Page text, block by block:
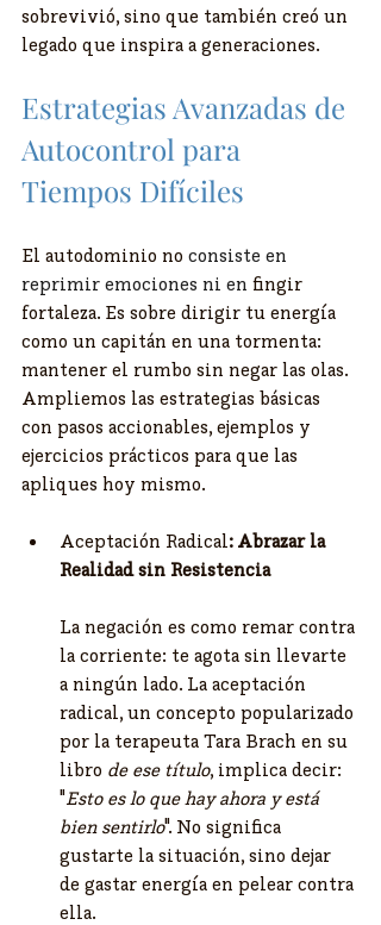
sobrevivió, sino que también creó un
legado que inspira a generaciones.
Estrategias Avanzadas de
Autocontrol para
Tiempos Difíciles
El autodominio no consiste en
reprimir emociones ni en fingir
fortaleza. Es sobre dirigir tu energía
como un capitán en una tormenta:
mantener el rumbo sin negar las olas.
Ampliemos las estrategias básicas
con pasos accionables, ejemplos y
ejercicios prácticos para que las
apliques hoy mismo.
Aceptación Radical: Abrazar la
Realidad sin Resistencia
La negación es como remar contra
la corriente: te agota sin llevarte
a ningún lado. La aceptación
radical, un concepto popularizado
por la terapeuta Tara Brach en su
libro de ese título, implica decir:
"Esto es lo que hay ahora y está
bien sentirlo". No significa
gustarte la situación, sino dejar
de gastar energía en pelear contra
ella.